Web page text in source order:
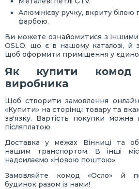
Алюмінієву ручку, вкриту
фарбою.
Ви можете ознайомитися з іншими
OSLO, що є в нашому каталозі, й
щоб оформити приміщення у
Як купити
виробника
Щоб створити замовлення
«Купити» на сторінці товару та
зв'язку. Вартість покупки можна
післяплатою.
Доставка у межах Вінниці та
нашим транспортом. В інші
надсилаємо «Новою поштою».
Замовляйте комод «Осло» й
будинок разом із нами!